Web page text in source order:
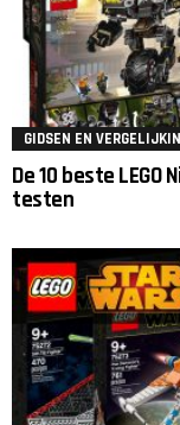
GIDSEN EN
De 10 beste
testen